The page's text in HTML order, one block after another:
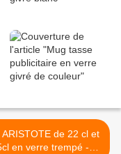
ARISTOTE de 22 cl et
en verre trempé -